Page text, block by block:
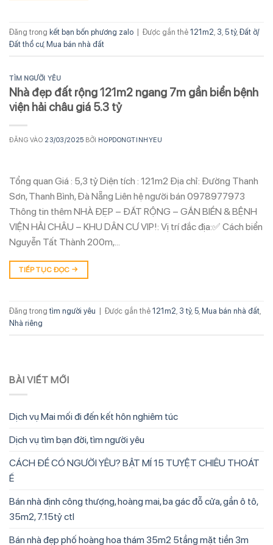
Đăng trong kết bạn bốn phương zalo Được gắn thẻ 121m2, 3, 5 tỷ, Đất ở/
Đất thổ cư, Mua bán nhà đất
TÌM NGƯỜI YÊU
Nhà đẹp đất rộng 121m2 ngang 7m gần biển bệnh
viện hải châu giá 5.3 tỷ
ĐĂNG VÀO 23/03/2025 BỞI HOPDONGTINHYEU
Tổng quan Giá : 5,3 tỷ Diện tích : 121m2 Địa chỉ: Đường Thanh
Sơn, Thanh Bình, Đà Nẵng Liên hệ người bán 0978977973
Thông tin thêm NHÀ ĐẸP – ĐẤT RỘNG – GẦN BIỂN & BỆNH
VIỆN HẢI CHÂU – KHU DÂN CƯ VIP!: Vị trí đắc địa:✅ Cách biển
Nguyễn Tất Thành 200m,…
TIẾP TỤC ĐỌC →
Đăng trong tìm người yêu Được gắn thẻ 121m2 3 tỷ, 5 Mua bán nhà đất
Nhà riêng
BÀI VIẾT MỚI
Dịch vụ Mai mối đi đến kết hôn nghiêm túc
Dịch vụ tìm bạn đời, tìm người yêu
CÁCH ĐỂ CÓ NGƯỜI YÊU? BẬT MÍ 15 TUYỆT CHIÊU THOÁT
Ế
Bán nhà định công thượng, hoàng mai, ba gác đỗ cửa, gần ô tô,
35m2, 7.15tỷ ctl
Bán nhà đẹp phố hoàng hoa thám 35m2 5tầng mặt tiền 3m